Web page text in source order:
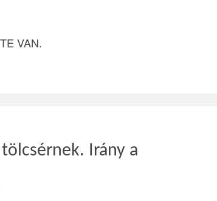
VAN.
Irány a